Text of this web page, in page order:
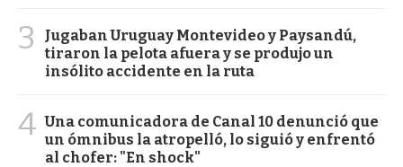
3
Jugaban Uruguay Montevideo y Paysandú,
tiraron la pelota afuera y se produjo un
insólito accidente en la ruta
4 Una comunicadora de Canal 10 denunció que
un ómnibus la atropelló, lo siguió y enfrentó
al chofer: "En shock"